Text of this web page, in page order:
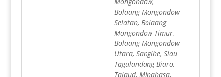
Bolaang Mongondow
Selatan, Bolaang
Mongondow Timur,
Bolaang Mongondow
Utara, Sangihe, Siau
Tagulandang Biaro,
Talaud, Minahasa,